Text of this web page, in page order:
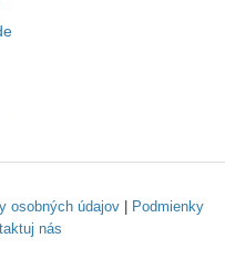
osobných údajov|
Podmienky
nás